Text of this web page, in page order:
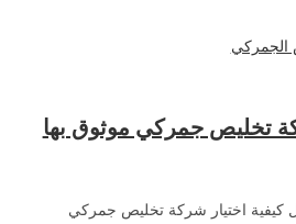
الجمركي
تخليص جمركي موثوق بها
كيفية اختيار شركة تخليص جمركي